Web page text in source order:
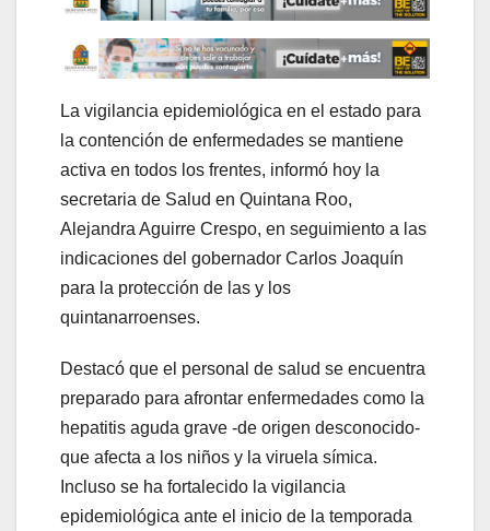
La vigilancia epidemiológica en el estado para
la contención de enfermedades se mantiene
activa en todos los frentes, informó hoy la
secretaria de Salud en Quintana Roo,
Alejandra Aguirre Crespo, en seguimiento a las
indicaciones del gobernador Carlos Joaquín
para la protección de las y los
quintanarroenses.
Destacó que el personal de salud se encuentra
preparado para afrontar enfermedades como la
hepatitis aguda grave -de origen desconocido-
que afecta a los niños y la viruela símica.
Incluso se ha fortalecido la vigilancia
epidemiológica ante el inicio de la temporada